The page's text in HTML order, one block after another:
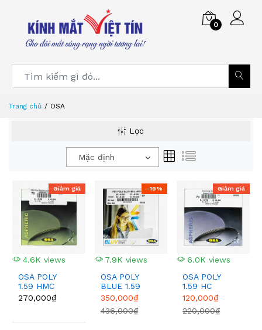
0
Trang chủ OSA
Lọc
Mặc định
4.6K views
Giảm giá
OSA POLY
1.59 HMC
270,000₫
7.9K views
-19%
OSA POLY
BLUE 1.59
350,000₫
436,000₫
6.0K views
Giảm giá
OSA POLY
1.59 HC
120,000₫
220,000₫